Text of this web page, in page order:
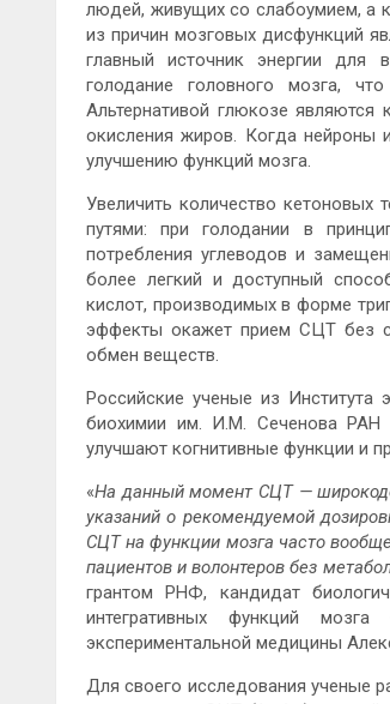
людей, живущих со слабоумием, а к
из причин мозговых дисфункций
главный источник энергии для
голодание головного мозга,
Альтернативой глюкозе
окисления жиров. Когда нейроны
улучшению функций мозга.
Увеличить количество кетоновых
путями: при голодании в
потребления углеводов и
более легкий и доступный
кислот, производимых в форме
эффекты окажет прием СЦТ без
обмен веществ.
Российские ученые из Института
биохимии им. И.М. Сеченова РАН
улучшают когнитивные функции и
«На данный момент СЦТ —
указаний о рекомендуемой
СЦТ на функции мозга часто
пациентов и волонтеров без
грантом РНФ, кандидат
интегративных функций
экспериментальной медицины
Для своего исследования ученые